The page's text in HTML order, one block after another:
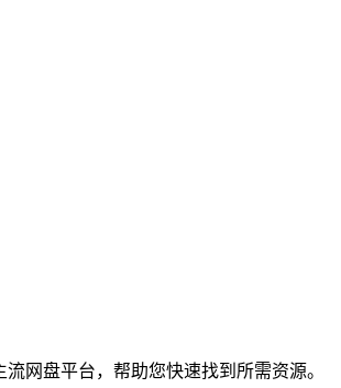
网盘平台，帮助您快速找到所需资源。